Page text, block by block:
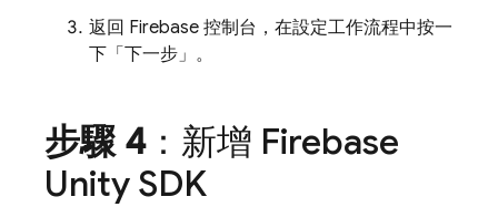
返回 Firebase 控制台，在設定工作流程中按一
下「下一步」 。
步驟 4：新增 Firebase
Unity SDK